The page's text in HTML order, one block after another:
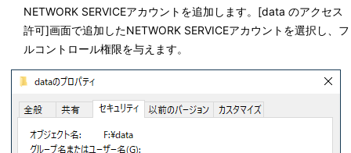
NETWORK SERVICEアカウントを追加します。[data のアクセス
許可]画面で追加したNETWORK SERVICEアカウントを選択し、フ
ルコントロール権限を与えます。